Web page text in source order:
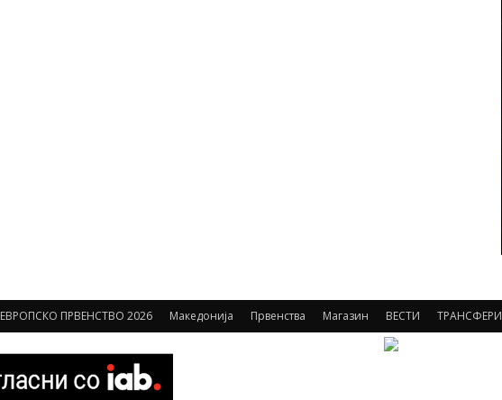
ЕВРОПСКО ПРВЕНСТВО 2026 Македонија Првенства Магазин ВЕСТИ ТРАНСФЕРИ